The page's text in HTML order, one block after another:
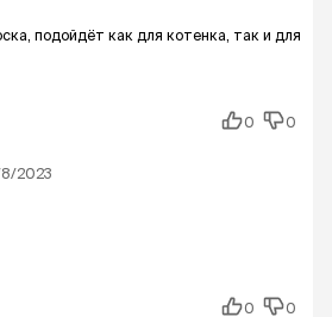
подойдёт как для котенка, так и для
0
0
2023
0
0